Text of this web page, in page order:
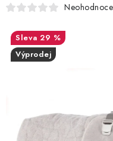
FAQ
ZNAČKY
29 %
Výprodej